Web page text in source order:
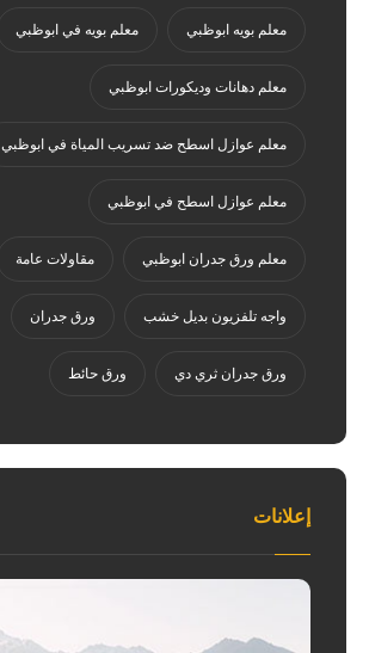
معلم بويه ابوظبي معلم بويه في ابوظبي
معلم دهانات وديكورات ابوظبي
معلم عوازل اسطح ضد تسريب المياة في ابوظبي
معلم عوازل اسطح في ابوظبي
معلم ورق جدران ابوظبي مقاولات عامة
واجه تلفزيون بديل خشب ورق جدران
ورق جدران ثري دي ورق حائط
إعلانات